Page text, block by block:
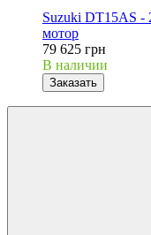
Suzuki DT15AS -
мотор
79 625 грн
В наличии
Заказать